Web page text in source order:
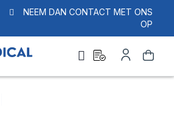
NEEM DAN CONTACT MET ONS
OP
Zoek
quote